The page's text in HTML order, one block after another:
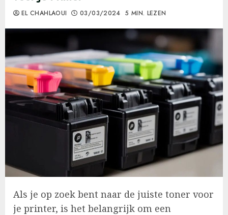
EL CHAHLAOUI 03/03/2024 5 MIN. LEZEN
Als je op zoek bent naar de juiste toner voor
je printer, is het belangrijk om een